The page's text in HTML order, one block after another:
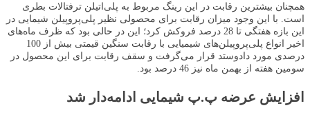
همچنان بیشترین رقابت در این رینگ مربوط به پلی‌اتیلن ترفتالات بطری
است. با این وجود میزان رقابت برای محصولی نظیر پلی‌پروپیلن شیمایی در
این بازه هفتگی تا 28 درصد فروکش کرد؛ این در حالی بود که ظرف ماه‌های
اخیر انواع پلی‌پروپیلن‌های شیمیایی با رقابت سنگین قیمتی بیش از 100
درصدی مورد دادوستد قرار می‌گرفت و سقف رقابت برای این محصول در
سومین هفته از بهمن ماه نیز 46 درصد بود.
افزایش عرضه پ.پ شیمایی ادامه‌دار شد